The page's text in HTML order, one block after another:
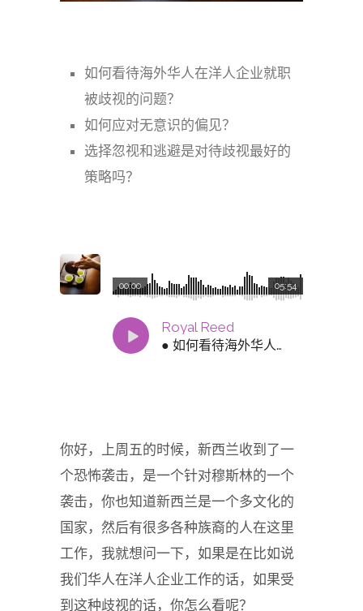
如何看待海外华人在洋人企业就职
被歧视的问题？
如何应对无意识的偏见？
选择忽视和逃避是对待歧视最好的
策略吗？
05:54
00:00
Royal Reed
● 如何看待海外华人在洋人企业就职被歧视的问题？
你好，上周五的时候，新西兰收到了一
个恐怖袭击，是一个针对穆斯林的一个
袭击，你也知道新西兰是一个多文化的
国家，然后有很多各种族裔的人在这里
工作，我就想问一下，如果是在比如说
我们华人在洋人企业工作的话，如果受